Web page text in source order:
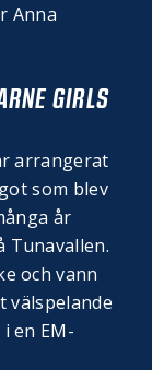
Anna
GIRLS
arrangerat
som blev
år
Tunavallen.
och vann
välspelande
en EM-